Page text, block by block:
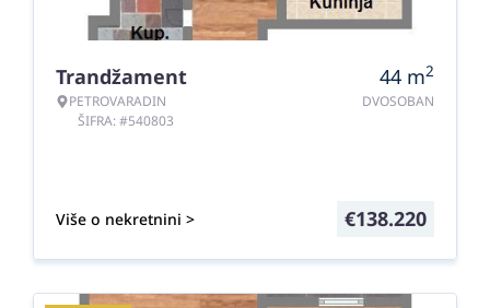
Trandžament
PETROVARADIN
ŠIFRA: #540803
44 m2
DVOSOBAN
Više o nekretnini > €138.220